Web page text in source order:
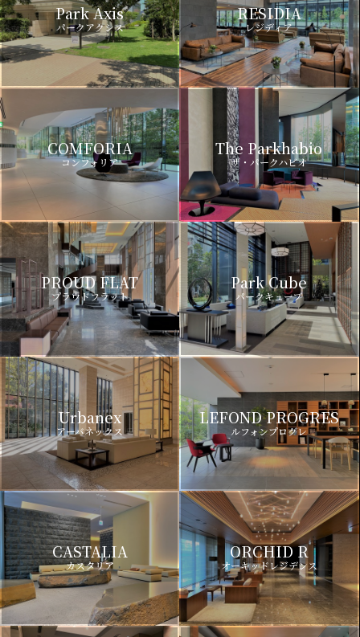
Park Axis
パークアクシス
RESIDIA
レジディア
COMFORIA
コンフォリア
The Parkhabio
ザ・パークハビオ
PROUD FLAT
プラウドフラット
Park Cube
パークキューブ
Urbanex
アーバネックス
LEFOND PROGRES
ルフォンプログレ
CASTALIA
カスタリア
ORCHID R
オーキッドレジデンス